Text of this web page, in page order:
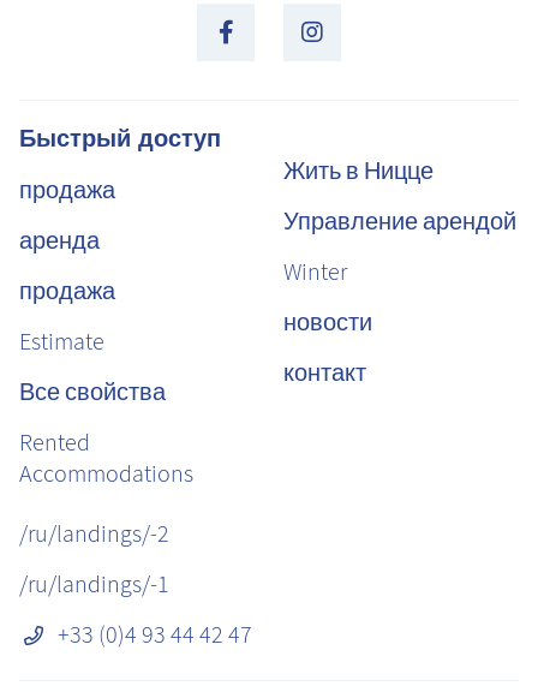
Быстрый доступ
продажа
аренда
продажа
Estimate
Все свойства
Rented
Accommodations
Жить в Ницце
Управление арендой
Winter
новости
контакт
/ru/landings/-2
/ru/landings/-1
+33 (0)4 93 44 42 47